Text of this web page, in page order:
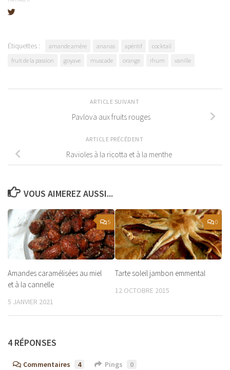
Étiquettes : amande amère ananas apéritif
cocktail
fruit de la passion
goyave muscade orange rhum vanille
ARTICLE SUIVANT
Pavlova aux fruits rouges
ARTICLE PRÉCÉDENT
Ravioles à la ricotta et à la menthe
VOUS AIMEREZ AUSSI...
5
Amandes caramélisées au miel
et à la cannelle
5 JANVIER 2021
0
Tarte soleil jambon emmental
12 OCTOBRE 2015
4 RÉPONSES
Commentaires 4 Pings 0